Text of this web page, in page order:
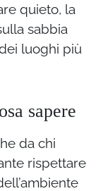
quieto, la
sabbia
luoghi più
sapere
da chi
rispettare